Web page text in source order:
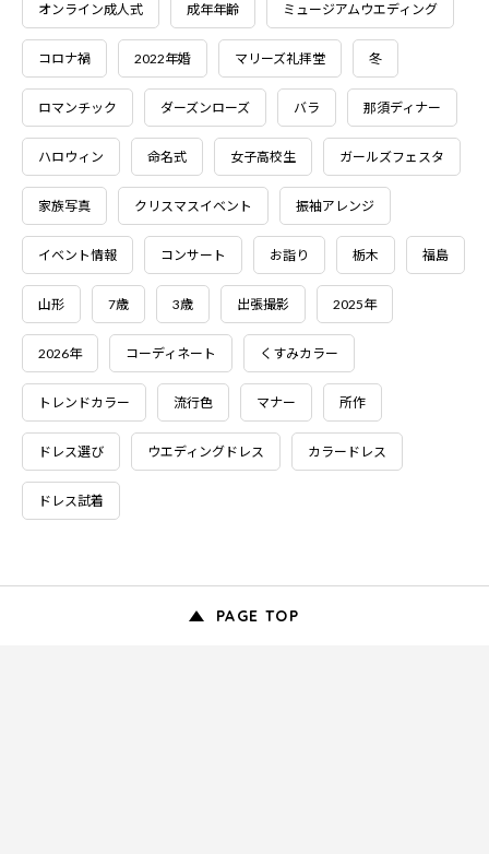
オンライン成人式 成年年齢 ミュージアムウエディング
コロナ禍 2022年婚 マリーズ礼拝堂 冬
ロマンチック ダーズンローズ バラ 那須ディナー
ハロウィン 命名式 女子高校生 ガールズフェスタ
家族写真 クリスマスイベント 振袖アレンジ
イベント情報 コンサート お詣り 栃木 福島
山形 7歳 3歳 出張撮影 2025年
2026年 コーディネート くすみカラー
トレンドカラー 流行色 マナー 所作
ドレス選び ウエディングドレス カラードレス
ドレス試着
PAGE TOP